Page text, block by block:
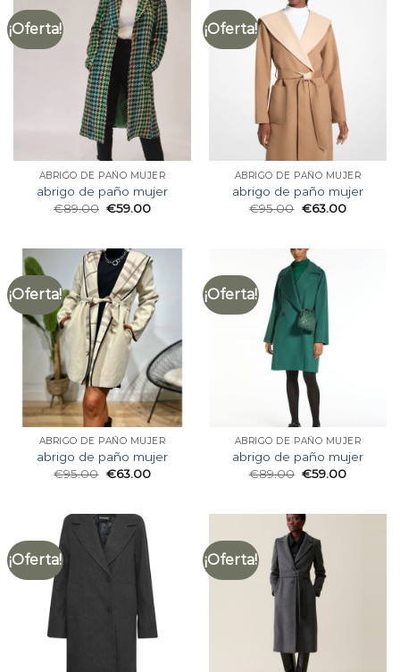
¡Oferta!
ABRIGO DE PAÑO MUJER
abrigo de paño mujer
€89.00 €59.00
¡Oferta!
ABRIGO DE PAÑO MUJER
abrigo de paño mujer
€95.00 €63.00
¡Oferta!
ABRIGO DE PAÑO MUJER
abrigo de paño mujer
€95.00 €63.00
¡Oferta!
ABRIGO DE PAÑO MUJER
abrigo de paño mujer
€89.00 €59.00
¡Oferta! ¡Oferta!